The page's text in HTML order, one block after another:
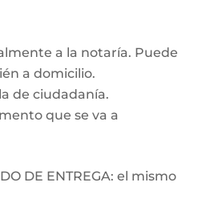
a la notaría. Puede
a domicilio.
de ciudadanía.
que se va a
DE ENTREGA: el mismo